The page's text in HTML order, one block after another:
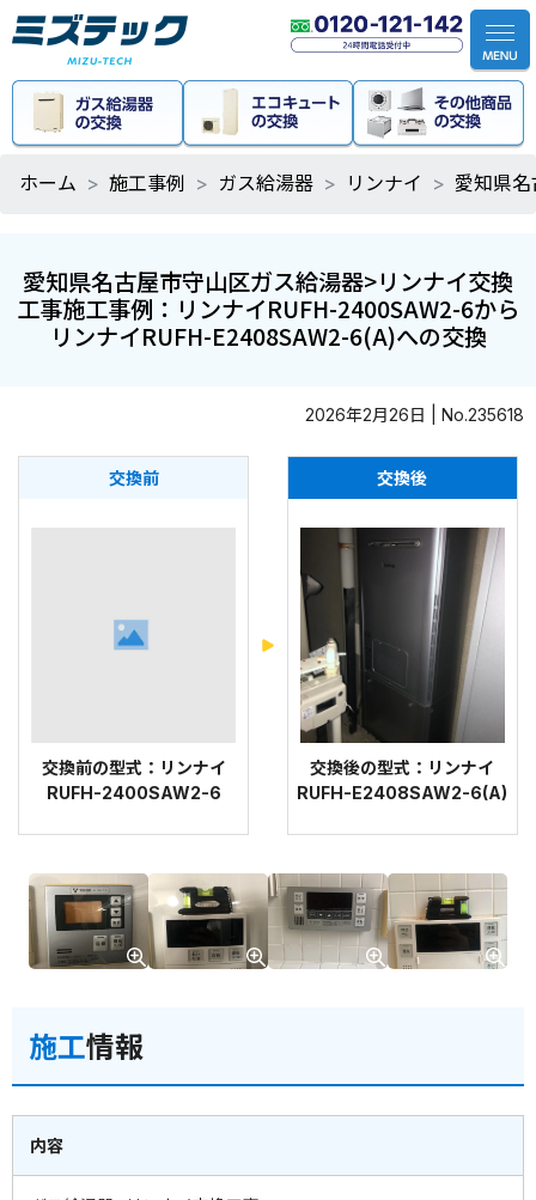
ホーム 施工事例 ガス給湯器 リンナイ 愛知県
愛知県名古屋市守山区ガス給湯器>リンナイ交換
工事施工事例：リンナイRUFH-2400SAW2-6から
リンナイRUFH-E2408SAW2-6(A)への交換
2026年2月26日 | No.235618
交換前
交換前の型式：リンナイ
RUFH-2400SAW2-6
交換後
交換後の型式：リンナイ
RUFH-E2408SAW2-6(A)
施工情報
内容